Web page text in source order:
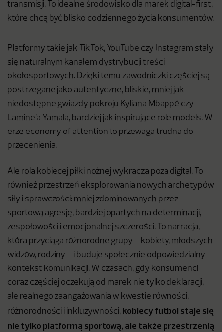
transmisji. To idealne środowisko dla marek digital-first,
które chcą być blisko codziennego życia konsumentów.
Platformy takie jak TikTok, YouTube czy Instagram stały
się naturalnym kanałem dystrybucji treści
okołosportowych. Dzięki temu zawodniczki częściej są
postrzegane jako autentyczne, bliskie, mniej jak
niedostępne gwiazdy pokroju Kyliana Mbappé czy
Lamine’a Yamala, bardziej jak inspirujące role models. W
erze economy of attention to przewaga trudna do
przecenienia.
Ale rola kobiecej piłki nożnej wykracza poza digital. To
również przestrzeń eksplorowania nowych archetypów
siły i sprawczości: mniej zdominowanych przez
sportową agresję, bardziej opartych na determinacji,
zespołowości i emocjonalnej szczerości. To narracja,
która przyciąga różnorodne grupy – kobiety, młodszych
widzów, rodziny – i buduje społecznie odpowiedzialny
kontekst komunikacji. W czasach, gdy konsumenci
coraz częściej oczekują od marek nie tylko deklaracji,
ale realnego zaangażowania w kwestie równości,
różnorodności i inkluzywności, kobiecy futbol staje się
nie tylko platformą sportową, ale także przestrzenią